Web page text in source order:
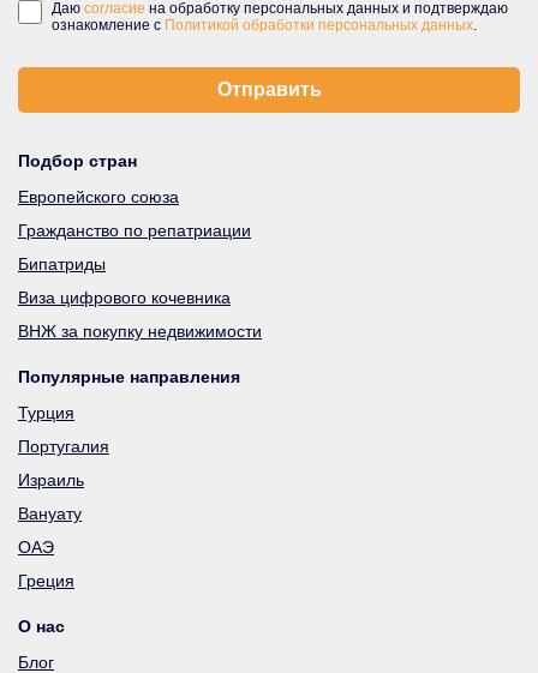
Даю согласие на обработку персональных данных и подтверждаю
ознакомление с Политикой обработки персональных данных
Подбор стран
Европейского союза
Гражданство по репатриации
Бипатриды
Виза цифрового кочевника
ВНЖ за покупку недвижимости
Популярные направления
Турция
Португалия
Израиль
Вануату
ОАЭ
Греция
О нас
Блог